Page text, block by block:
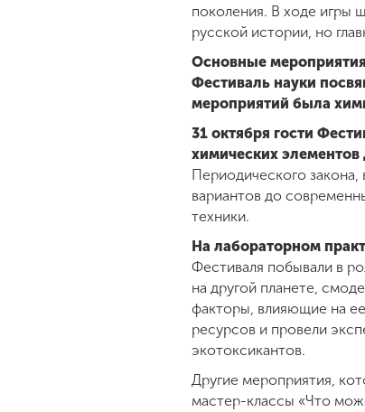
поколения. В ходе игры
русской истории, но
Основные
Фестиваль науки
мероприятий была
31 октября гости
химических
Периодического
вариантов до
техники.
На лабораторном
Фестиваля побывали в
на другой планете,
факторы, влияющие на
ресурсов и провели
экотоксикантов.
Другие мероприятия,
мастер-классы «Что